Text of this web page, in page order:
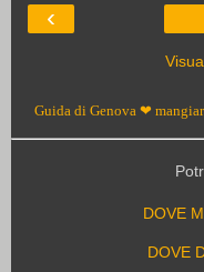
‹
Guida di Genova ❤
DOVE
DOVE